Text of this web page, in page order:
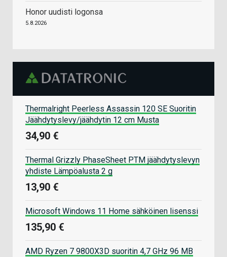
Honor uudisti logonsa
5.8.2026
Thermalright Peerless Assassin 120 SE Suoritin
Jäähdytyslevy/jäähdytin 12 cm Musta
34,90 €
Thermal Grizzly PhaseSheet PTM jäähdytyslevyn
yhdiste Lämpöalusta 2 g
13,90 €
Microsoft Windows 11 Home sähköinen lisenssi
135,90 €
AMD Ryzen 7 9800X3D suoritin 4,7 GHz 96 MB